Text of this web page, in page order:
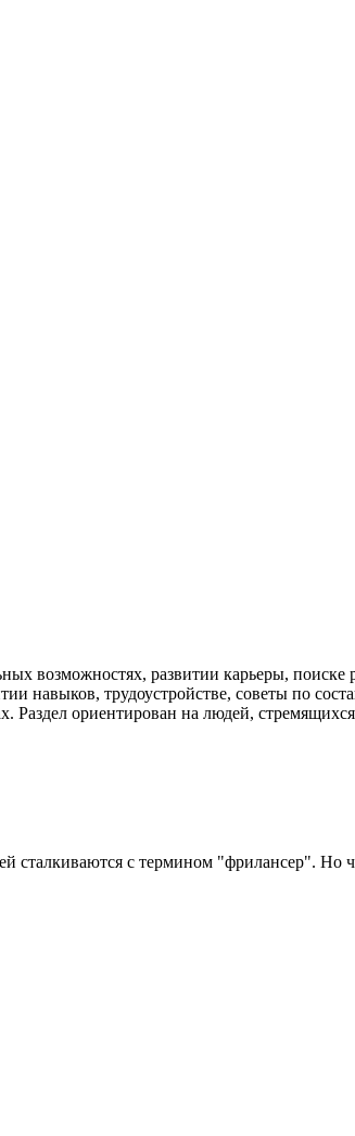
возможностях, развитии карьеры,
навыков, трудоустройстве, советы по
ориентирован на людей,
сталкиваются с термином "фрилансер". Но